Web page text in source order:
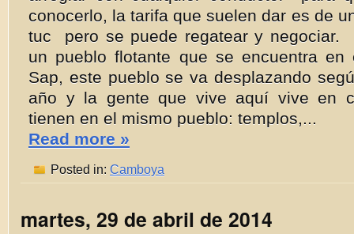
conocerlo, la tarifa que suelen dar es de
tuc pero se puede regatear y negociar.
un pueblo flotante que se encuentra en
Sap, este pueblo se va desplazando
año y la gente que vive aquí vive en
tienen en el mismo pueblo: templos,...
Read more »
Posted in: Camboya
martes, 29 de abril de 2014